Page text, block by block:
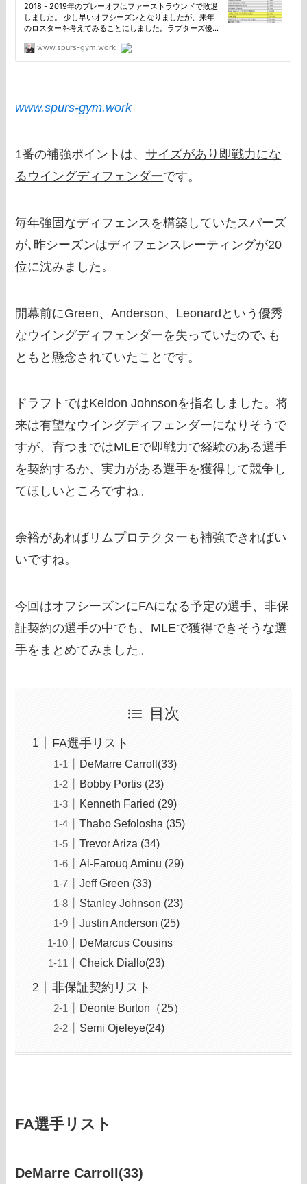
www.spurs-gym.work
1番の補強ポイントは、サイズがあり即戦力にな
るウイングディフェンダーです。
毎年強固なディフェンスを構築していたスパーズ
が､昨シーズンはディフェンスレーティングが20
位に沈みました。
開幕前にGreen、Anderson、Leonardという優秀
なウイングディフェンダーを失っていたので､も
ともと懸念されていたことです。
ドラフトではKeldon Johnsonを指名しました。将
来は有望なウイングディフェンダーになりそうで
すが、育つまではMLEで即戦力で経験のある選手
を契約するか、実力がある選手を獲得して競争し
てほしいところですね。
余裕があればリムプロテクターも補強できればい
いですね。
今回はオフシーズンにFAになる予定の選手、非保
証契約の選手の中でも、MLEで獲得できそうな選
手をまとめてみました。
目次
FA選手リスト
DeMarre Carroll(33)
Bobby Portis (23)
Kenneth Faried (29)
Thabo Sefolosha (35)
Trevor Ariza (34)
Al-Farouq Aminu (29)
Jeff Green (33)
Stanley Johnson (23)
Justin Anderson (25)
DeMarcus Cousins
Cheick Diallo(23)
非保証契約リスト
Deonte Burton（25）
Semi Ojeleye(24)
FA選手リスト
DeMarre Carroll(33)